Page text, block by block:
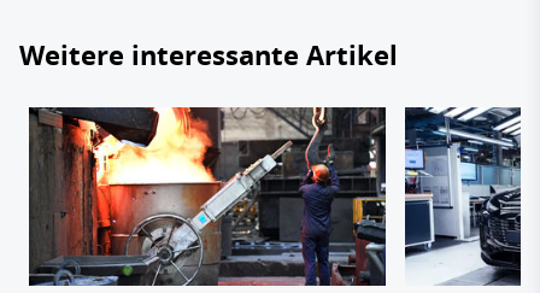
Weitere interessante Artikel